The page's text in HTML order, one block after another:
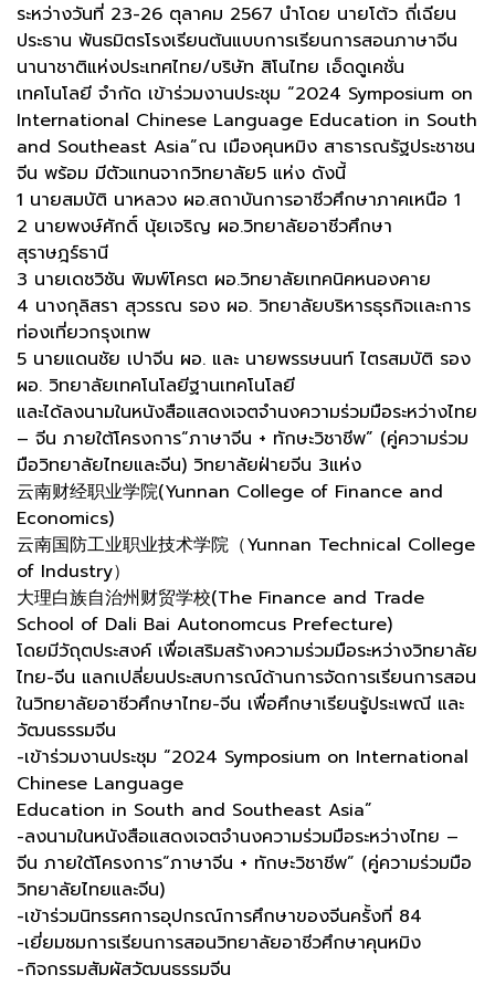
ระหว่างวันที่ 23-26 ตุลาคม 2567 นำโดย นายโต้ว ถี่เฉียน
ประธาน พันธมิตรโรงเรียนต้นแบบการเรียนการสอนภาษาจีน
นานาชาติแห่งประเทศไทย/บริษัท สิโนไทย เอ็ดดูเคชั่น
เทคโนโลยี จำกัด เข้าร่วมงานประชุม “2024 Symposium on
International Chinese Language Education in South
and Southeast Asia”ณ เมืองคุนหมิง สาธารณรัฐประชาชน
จีน พร้อม มีตัวแทนจากวิทยาลัย5 แห่ง ดังนี้
1 นายสมบัติ นาหลวง ผอ.สถาบันการอาชีวศึกษาภาคเหนือ 1
2 นายพงษ์ศักดิ์ นุ้ยเจริญ ผอ.วิทยาลัยอาชีวศึกษา
สุราษฎร์ธานี
3 นายเดชวิชัน พิมพ์โครต ผอ.วิทยาลัยเทคนิคหนองคาย
4 นางกุลิสรา สุวรรณ รอง ผอ. วิทยาลัยบริหารธุรกิจเเละการ
ท่องเที่ยวกรุงเทพ
5 นายแดนชัย เปาจีน ผอ. และ นายพรรษนนท์ ไตรสมบัติ รอง
ผอ. วิทยาลัยเทคโนโลยีฐานเทคโนโลยี
และได้ลงนามในหนังสือแสดงเจตจำนงความร่วมมือระหว่างไทย
– จีน ภายใต้โครงการ“ภาษาจีน + ทักษะวิชาชีพ” (คู่ความร่วม
มือวิทยาลัยไทยและจีน) วิทยาลัยฝ่ายจีน 3แห่ง
云南财经职业学院(Yunnan College of Finance and
Economics)
云南国防工业职业技术学院（Yunnan Technical College
of Industry）
大理白族自治州财贸学校(The Finance and Trade
School of Dali Bai Autonomcus Prefecture)
โดยมีวัถุตประสงค์ เพื่อเสริมสร้างความร่วมมือระหว่างวิทยาลัย
ไทย-จีน แลกเปลี่ยนประสบการณ์ด้านการจัดการเรียนการสอน
ในวิทยาลัยอาชีวศึกษาไทย-จีน เพื่อศึกษาเรียนรู้ประเพณี และ
วัฒนธรรมจีน
-เข้าร่วมงานประชุม “2024 Symposium on International
Chinese Language
Education in South and Southeast Asia”
-ลงนามในหนังสือแสดงเจตจำนงความร่วมมือระหว่างไทย –
จีน ภายใต้โครงการ“ภาษาจีน + ทักษะวิชาชีพ” (คู่ความร่วมมือ
วิทยาลัยไทยและจีน)
-เข้าร่วมนิทรรศการอุปกรณ์การศึกษาของจีนครั้งที่ 84
-เยี่ยมชมการเรียนการสอนวิทยาลัยอาชีวศึกษาคุนหมิง
-กิจกรรมสัมผัสวัฒนธรรมจีน